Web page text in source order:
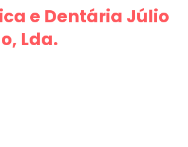
e Dentária Júlio
Lda.